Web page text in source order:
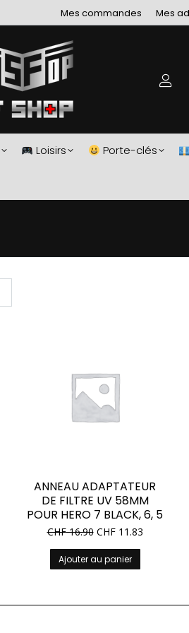
Mes commandes Mes
Loisirs Porte-clés
ANNEAU ADAPTATEUR
DE FILTRE UV 58MM
POUR HERO 7 BLACK, 6, 5
CHF16.90 CHF11.83
Ajouter au panier